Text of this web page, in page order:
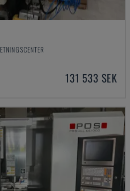
131 533 SEK